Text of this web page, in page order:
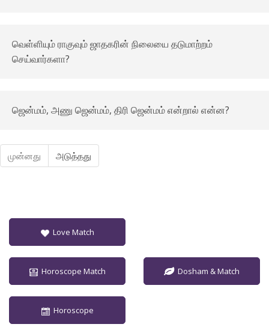
வெள்ளியும் ராகுவும் ஜாதகரின் நிலையை தடுமாற்றம்
செய்வார்களா?
ஜென்மம், அணு ஜென்மம், திரி ஜென்மம் என்றால் என்ன?
முன்னது அடுத்தது
Love Match
Horoscope Match Dosham & Match
Horoscope